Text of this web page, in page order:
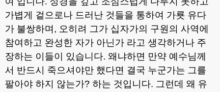
가볍게 겉으로나 드러난 것들을 통하여 가룟 유다
가 불쌍하며 , 오히려 그가 십자가의 구원의 사역에
참여하고 완성한 자가 아닌가 라고 생각하거나 주
장하는 이들이 있습니다. 왜냐하면 만약 예수님께
서 반드시 죽으셔야만 했다면 결국 누군가는 그를
팔아야 하지 않는가? 하는 것입니다. 그런데 왜 유